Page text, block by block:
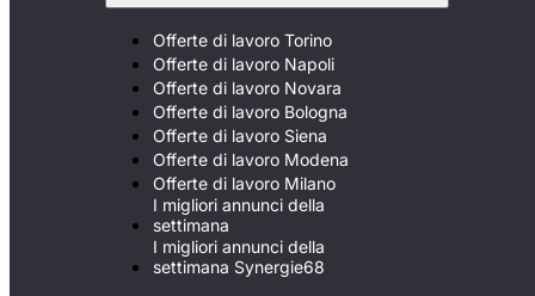
Offerte di lavoro Torino
Offerte di lavoro Napoli
Offerte di lavoro Novara
Offerte di lavoro Bologna
Offerte di lavoro Siena
Offerte di lavoro Modena
Offerte di lavoro Milano
I migliori annunci della
settimana
I migliori annunci della
settimana Synergie68